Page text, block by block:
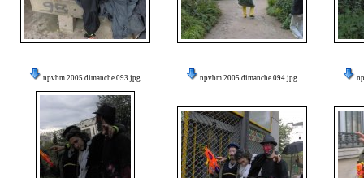
npvbm 2005 dimanche 093.jpg npvbm 2005 dimanche 094.jpg